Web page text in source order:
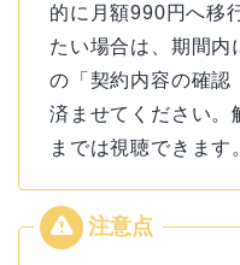
的に月額990円へ移
たい場合は、期間内
の「契約内容の確認
済ませてください。
までは視聴できます